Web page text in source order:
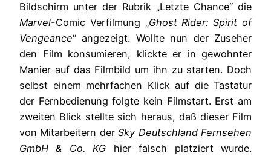
Bildschirm unter der Rubrik „Letzte Chance“ die
Marvel-Comic Verfilmung „Ghost Rider: Spirit of
Vengeance“ angezeigt. Wollte nun der Zuseher
den Film konsumieren, klickte er in gewohnter
Manier auf das Filmbild um ihn zu starten. Doch
selbst einem mehrfachen Klick auf die Tastatur
der Fernbedienung folgte kein Filmstart. Erst am
zweiten Blick stellte sich heraus, daß dieser Film
von Mitarbeitern derSky Deutschland Fernsehen
GmbH & Co. KG hier falsch platziert wurde.